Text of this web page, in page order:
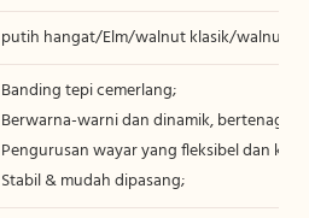
putih hangat/Elm/walnut klasik/walnut
Banding tepi cemerlang;
Berwarna-warni dan dinamik, bertenaga;
Pengurusan wayar yang fleksibel dan
Stabil & mudah dipasang;